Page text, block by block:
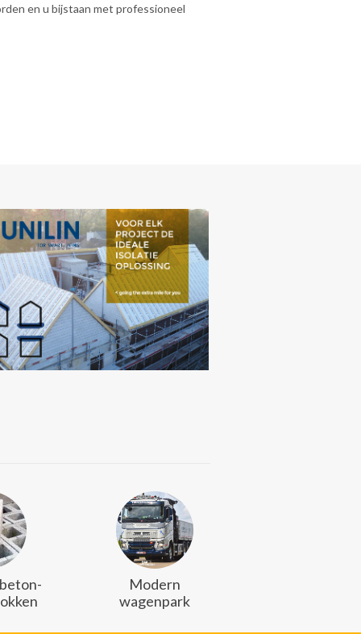
en u bijstaan met professioneel
Modern
wagenpark